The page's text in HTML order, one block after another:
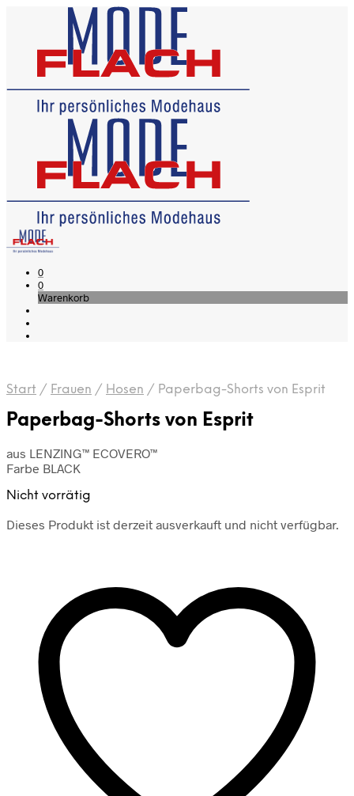
0
0
Warenkorb
Start / Frauen / Hosen / Paperbag-Shorts von Esprit
Paperbag-Shorts von Esprit
aus LENZING™ ECOVERO™
Farbe BLACK
Nicht vorrätig
Dieses Produkt ist derzeit ausverkauft und nicht verfügbar.